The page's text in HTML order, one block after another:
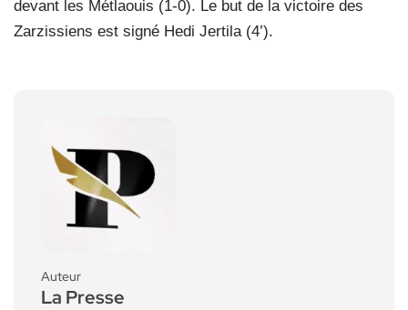
devant les Métlaouis (1-0). Le but de la victoire des
Zarzissiens est signé Hedi Jertila (4’).
Auteur
La Presse